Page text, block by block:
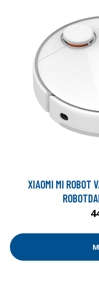
XIAOMI MI ROBOT